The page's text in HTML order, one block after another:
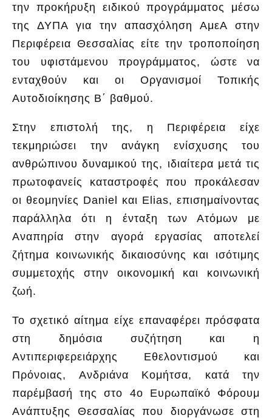
την προκήρυξη ειδικού προγράμματος μέσω
της ΔΥΠΑ για την απασχόληση ΑμεΑ στην
Περιφέρεια Θεσσαλίας είτε την τροποποίηση
του υφιστάμενου προγράμματος, ώστε να
ενταχθούν και οι Οργανισμοί Τοπικής
Αυτοδιοίκησης Β΄ βαθμού.
Στην επιστολή της, η Περιφέρεια είχε
τεκμηριώσει την ανάγκη ενίσχυσης του
ανθρώπινου δυναμικού της, ιδιαίτερα μετά τις
πρωτοφανείς καταστροφές που προκάλεσαν
οι θεομηνίες Daniel και Elias, επισημαίνοντας
παράλληλα ότι η ένταξη των Ατόμων με
Αναπηρία στην αγορά εργασίας αποτελεί
ζήτημα κοινωνικής δικαιοσύνης και ισότιμης
συμμετοχής στην οικονομική και κοινωνική
ζωή.
Το σχετικό αίτημα είχε επαναφέρει πρόσφατα
στη δημόσια συζήτηση και η
Αντιπεριφερειάρχης Εθελοντισμού και
Πρόνοιας, Ανδριάνα Κομήτσα, κατά την
παρέμβασή της στο 4ο Ευρωπαϊκό Φόρουμ
Ανάπτυξης Θεσσαλίας που διοργάνωσε στη